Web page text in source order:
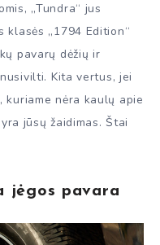
„Tundra“ jus
klasės „1794 Edition“
pavarų dėžių ir
Kita vertus, jei
nėra kaulų apie
jūsų žaidimas. Štai
jėgos pavara